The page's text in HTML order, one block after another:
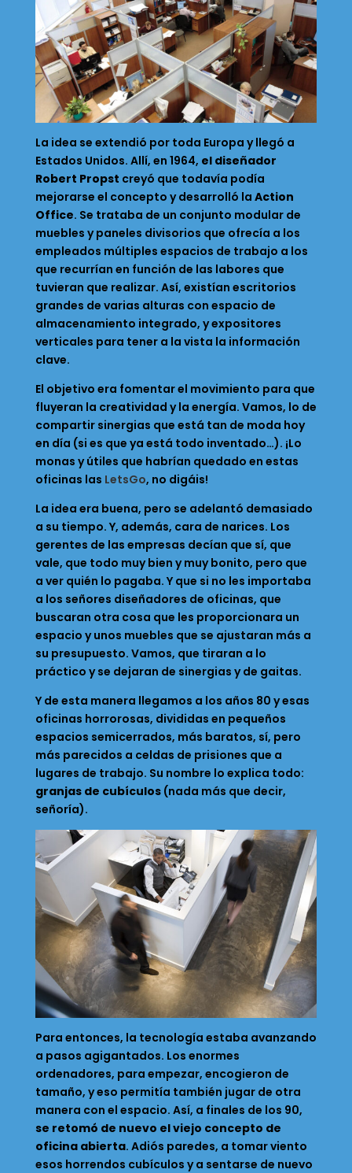
La idea se extendió por toda Europa y llegó a
Estados Unidos. Allí, en 1964, el diseñador
Robert Propst creyó que todavía podía
mejorarse el concepto y desarrolló la Action
Office. Se trataba de un conjunto modular de
muebles y paneles divisorios que ofrecía a los
empleados múltiples espacios de trabajo a los
que recurrían en función de las labores que
tuvieran que realizar. Así, existían escritorios
grandes de varias alturas con espacio de
almacenamiento integrado, y expositores
verticales para tener a la vista la información
clave.
El objetivo era fomentar el movimiento para que
fluyeran la creatividad y la energía. Vamos, lo de
compartir sinergias que está tan de moda hoy
en día (si es que ya está todo inventado…). ¡Lo
monas y útiles que habrían quedado en estas
oficinas las LetsGo, no digáis!
La idea era buena, pero se adelantó demasiado
a su tiempo. Y, además, cara de narices. Los
gerentes de las empresas decían que sí, que
vale, que todo muy bien y muy bonito, pero que
a ver quién lo pagaba. Y que si no les importaba
a los señores diseñadores de oficinas, que
buscaran otra cosa que les proporcionara un
espacio y unos muebles que se ajustaran más a
su presupuesto. Vamos, que tiraran a lo
práctico y se dejaran de sinergias y de gaitas.
Y de esta manera llegamos a los años 80 y esas
oficinas horrorosas, divididas en pequeños
espacios semicerrados, más baratos, sí, pero
más parecidos a celdas de prisiones que a
lugares de trabajo. Su nombre lo explica todo:
granjas de cubículos(nada más que decir,
señoría).
Para entonces, la tecnología estaba avanzando
a pasos agigantados. Los enormes
ordenadores, para empezar, encogieron de
tamaño, y eso permitía también jugar de otra
manera con el espacio. Así, a finales de los 90,
se retomó de nuevo el viejo concepto de
oficina abierta. Adiós paredes, a tomar viento
esos horrendos cubículos y a sentarse de nuevo